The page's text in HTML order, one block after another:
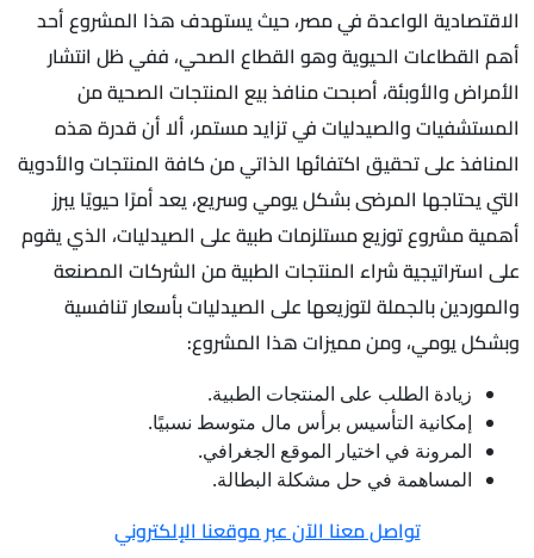
الاقتصادية الواعدة في مصر، حيث يستهدف هذا المشروع أحد
أهم القطاعات الحيوية وهو القطاع الصحي، ففي ظل انتشار
الأمراض والأوبئة، أصبحت منافذ بيع المنتجات الصحية من
المستشفيات والصيدليات في تزايد مستمر، ألا أن قدرة هذه
المنافذ على تحقيق اكتفائها الذاتي من كافة المنتجات والأدوية
التي يحتاجها المرضى بشكل يومي وسريع، يعد أمرًا حيويًا يبرز
أهمية مشروع توزيع مستلزمات طبية على الصيدليات، الذي يقوم
على استراتيجية شراء المنتجات الطبية من الشركات المصنعة
والموردين بالجملة لتوزيعها على الصيدليات بأسعار تنافسية
وبشكل يومي، ومن مميزات هذا المشروع:
زيادة الطلب على المنتجات الطبية.
إمكانية التأسيس برأس مال متوسط نسبيًا.
المرونة في اختيار الموقع الجغرافي.
المساهمة في حل مشكلة البطالة.
تواصل معنا الآن عبر موقعنا الإلكتروني